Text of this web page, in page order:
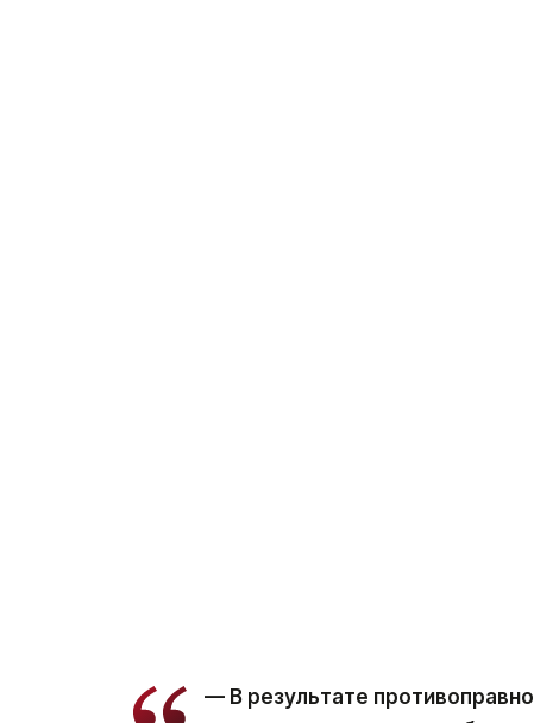
— В результате